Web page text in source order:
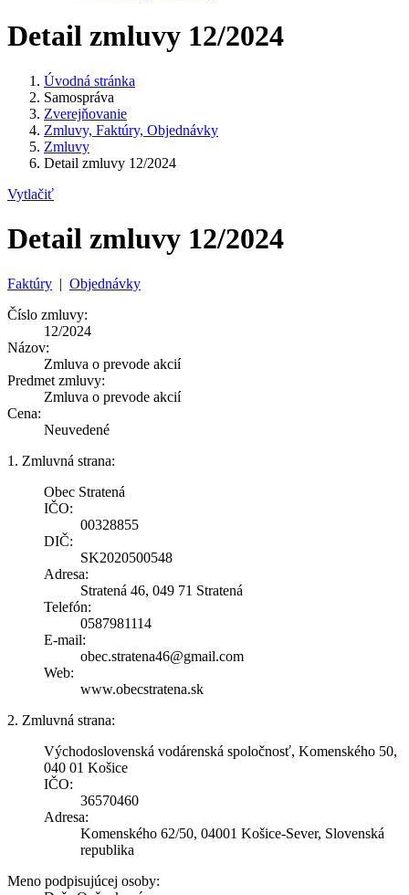
Detail zmluvy 12/2024
Úvodná stránka
Samospráva
Zverejňovanie
Zmluvy, Faktúry, Objednávky
Zmluvy
Detail zmluvy 12/2024
Vytlačiť
Detail zmluvy 12/2024
Faktúry | Objednávky
Číslo zmluvy:
12/2024
Názov:
Zmluva o prevode akcií
Predmet zmluvy:
Zmluva o prevode akcií
Cena:
Neuvedené
1. Zmluvná strana:
Obec Stratená
IČO:
00328855
DIČ:
SK2020500548
Adresa:
Stratená 46, 049 71 Stratená
Telefón:
0587981114
E-mail:
obec.stratena46@gmail.com
Web:
www.obecstratena.sk
2. Zmluvná strana:
Východoslovenská vodárenská spoločnosť, Komenského 50,
040 01 Košice
IČO:
36570460
Adresa:
Komenského 62/50, 04001 Košice-Sever, Slovenská
republika
Meno podpisujúcej osoby: